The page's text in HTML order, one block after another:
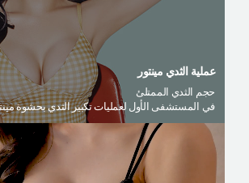
العيادة الجلدية
ليت مي إن
عملية الثدي مينتور
حجم الثدي الممتلئ
في المستشفى الأول لعمليات تكبير الثدي بحشوة